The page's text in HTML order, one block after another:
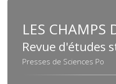
LES CHAMPS
Revue d'études
Presses de Sciences Po